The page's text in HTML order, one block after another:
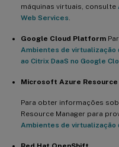
máquinas virtuais, consulte
Web Services
Google Cloud Platform
Ambientes de virtualização
ao Citrix DaaS no Google
Microsoft Azure Resource
Para obter informações
Resource Manager para
Ambientes de virtualização